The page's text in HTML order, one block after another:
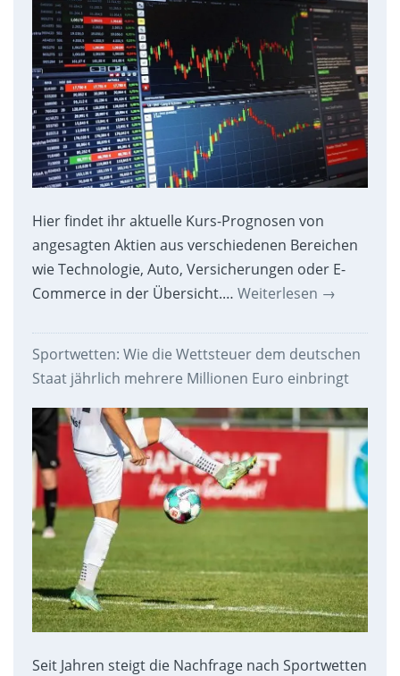
Hier findet ihr aktuelle Kurs-Prognosen von
angesagten Aktien aus verschiedenen Bereichen
wie Technologie, Auto, Versicherungen oder E-
Commerce in der Übersicht.… Weiterlesen →
Sportwetten: Wie die Wettsteuer dem deutschen
Staat jährlich mehrere Millionen Euro einbringt
Seit Jahren steigt die Nachfrage nach Sportwetten